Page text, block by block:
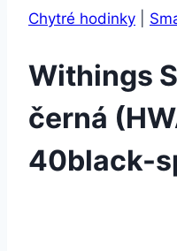
Chytré hodinky
Withings
černá
40black-